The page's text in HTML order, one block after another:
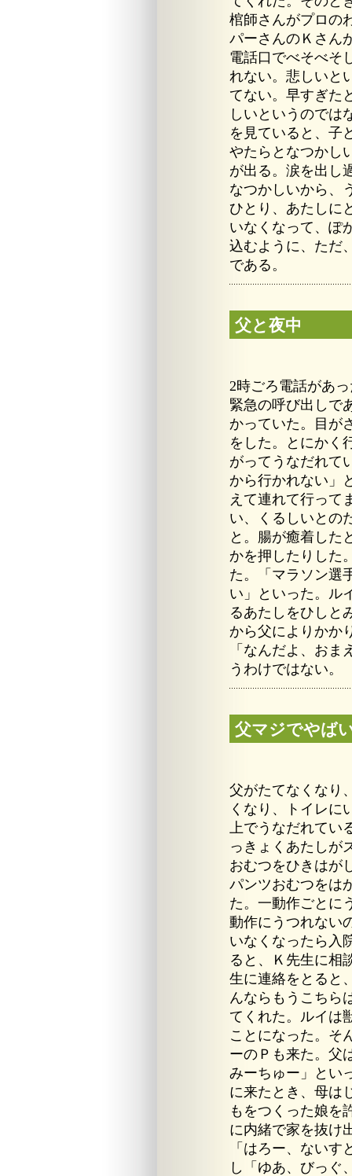
棺師さんがプロの
パーさんのＫさん
電話口でべそべそ
れない。悲しいと
てない。早すぎた
しいというのでは
を見ていると、子
やたらとなつかし
が出る。涙を出し
なつかしいから、
ひとり、あたしに
いなくなって、ぽ
込むように、ただ
である。
父と夜中
2時ごろ電話があ
緊急の呼び出しで
かっていた。目が
をした。とにかく
がってうなだれて
から行かれない」
えて連れて行って
い、くるしいとの
と。腸が癒着した
かを押したりした
た。「マラソン選
い」といった。ル
るあたしをひしと
から父によりかか
「なんだよ、お
うわけではない。
父マジでやば
父がたてなくなり
くなり、トイレに
上でうなだれてい
っきょくあたしが
おむつをひきはが
パンツおむつをは
た。一動作ごとに
動作にうつれない
いなくなったら入
ると、Ｋ先生に相
生に連絡をとると
んならもうこちら
てくれた。ルイは
ことになった。そ
ーのＰも来た。父
みーちゅー」とい
に来たとき、母は
もをつくった娘を
に内緒で家を抜け
「はろー、ない
し「ゆあ、びっぐ